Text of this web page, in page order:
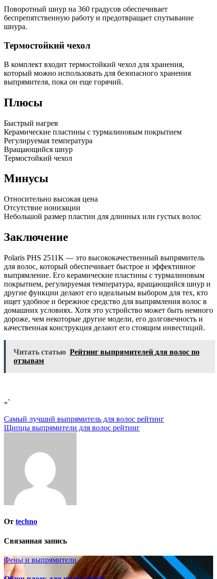
Поворотный шнур на 360 градусов обеспечивает
беспрепятственную работу и предотвращает спутывание
шнура.
Термостойкий чехол
В комплект входит термостойкий чехол для хранения,
который можно использовать для безопасного хранения
выпрямителя, пока он еще горячий.
Плюсы
Быстрый нагрев
Керамические пластины с турмалиновым покрытием
Регулируемая температура
Вращающийся шнур
Термостойкий чехол
Минусы
Относительно высокая цена
Отсутствие ионизации
Небольшой размер пластин для длинных или густых волос
Заключение
Polaris PHS 2511K — это высококачественный выпрямитель
для волос, который обеспечивает быстрое и эффективное
выпрямление. Его керамические пластины с турмалиновым
покрытием, регулируемая температура, вращающийся шнур и
другие функции делают его идеальным выбором для тех, кто
ищет удобное и бережное средство для выпрямления волос в
домашних условиях. Хотя это устройство может быть немного
дороже, чем некоторые другие модели, его долговечность и
качественная конструкция делают его стоящим инвестиций.
Читать статью Рейтинг выпрямителей для волос по
отзывам
«`
Навигация
по
Самый лучший выпрямитель для волос рейтинг
Щипцы выпрямители для волос рейтинг
От techno
Связанная запись
Фены и выпрямители